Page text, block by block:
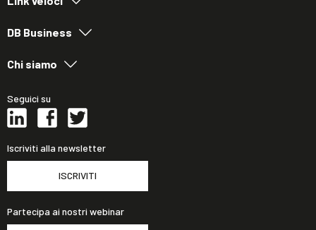
DB Business
Chi siamo
Seguici su
Iscriviti alla newsletter
ISCRIVITI
Partecipa ai nostri webinar